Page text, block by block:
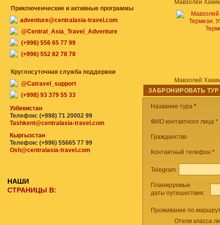
ЗАБРОНИРОВАТЬ ТУР
Название тура *
ФИО контактного лица *
Гражданство
Контактный телефон *
Telegram
Планируемые
даты путешествия:
Проживание по
Отели класса
Приключенческие и активные программы
adventure@centralasia-travel.com
@Central_Asia_Travel_Adventure
(+996) 556 65 77 99
(+996) 552 82 78 78
Круглосуточная служба поддержки
@Catravel_support
(+998) 93 379 55 33
Узбекистан
Телефон: (+998) 71 20002 99
Tashkent@centralasia-travel.com
Кыргызстан
Телефон: (+996) 55665 77 99
Osh@centralasia-travel.com
НАШИ
СТРАНИЦЫ В: